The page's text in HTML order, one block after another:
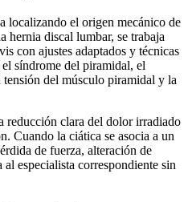
localizando el origen mecánico de
hernia discal lumbar, se trabaja
con ajustes adaptados y técnicas
síndrome del piramidal, el
tensión del músculo piramidal y la
reducción clara del dolor irradiado
Cuando la ciática se asocia a un
de fuerza, alteración de
especialista correspondiente sin